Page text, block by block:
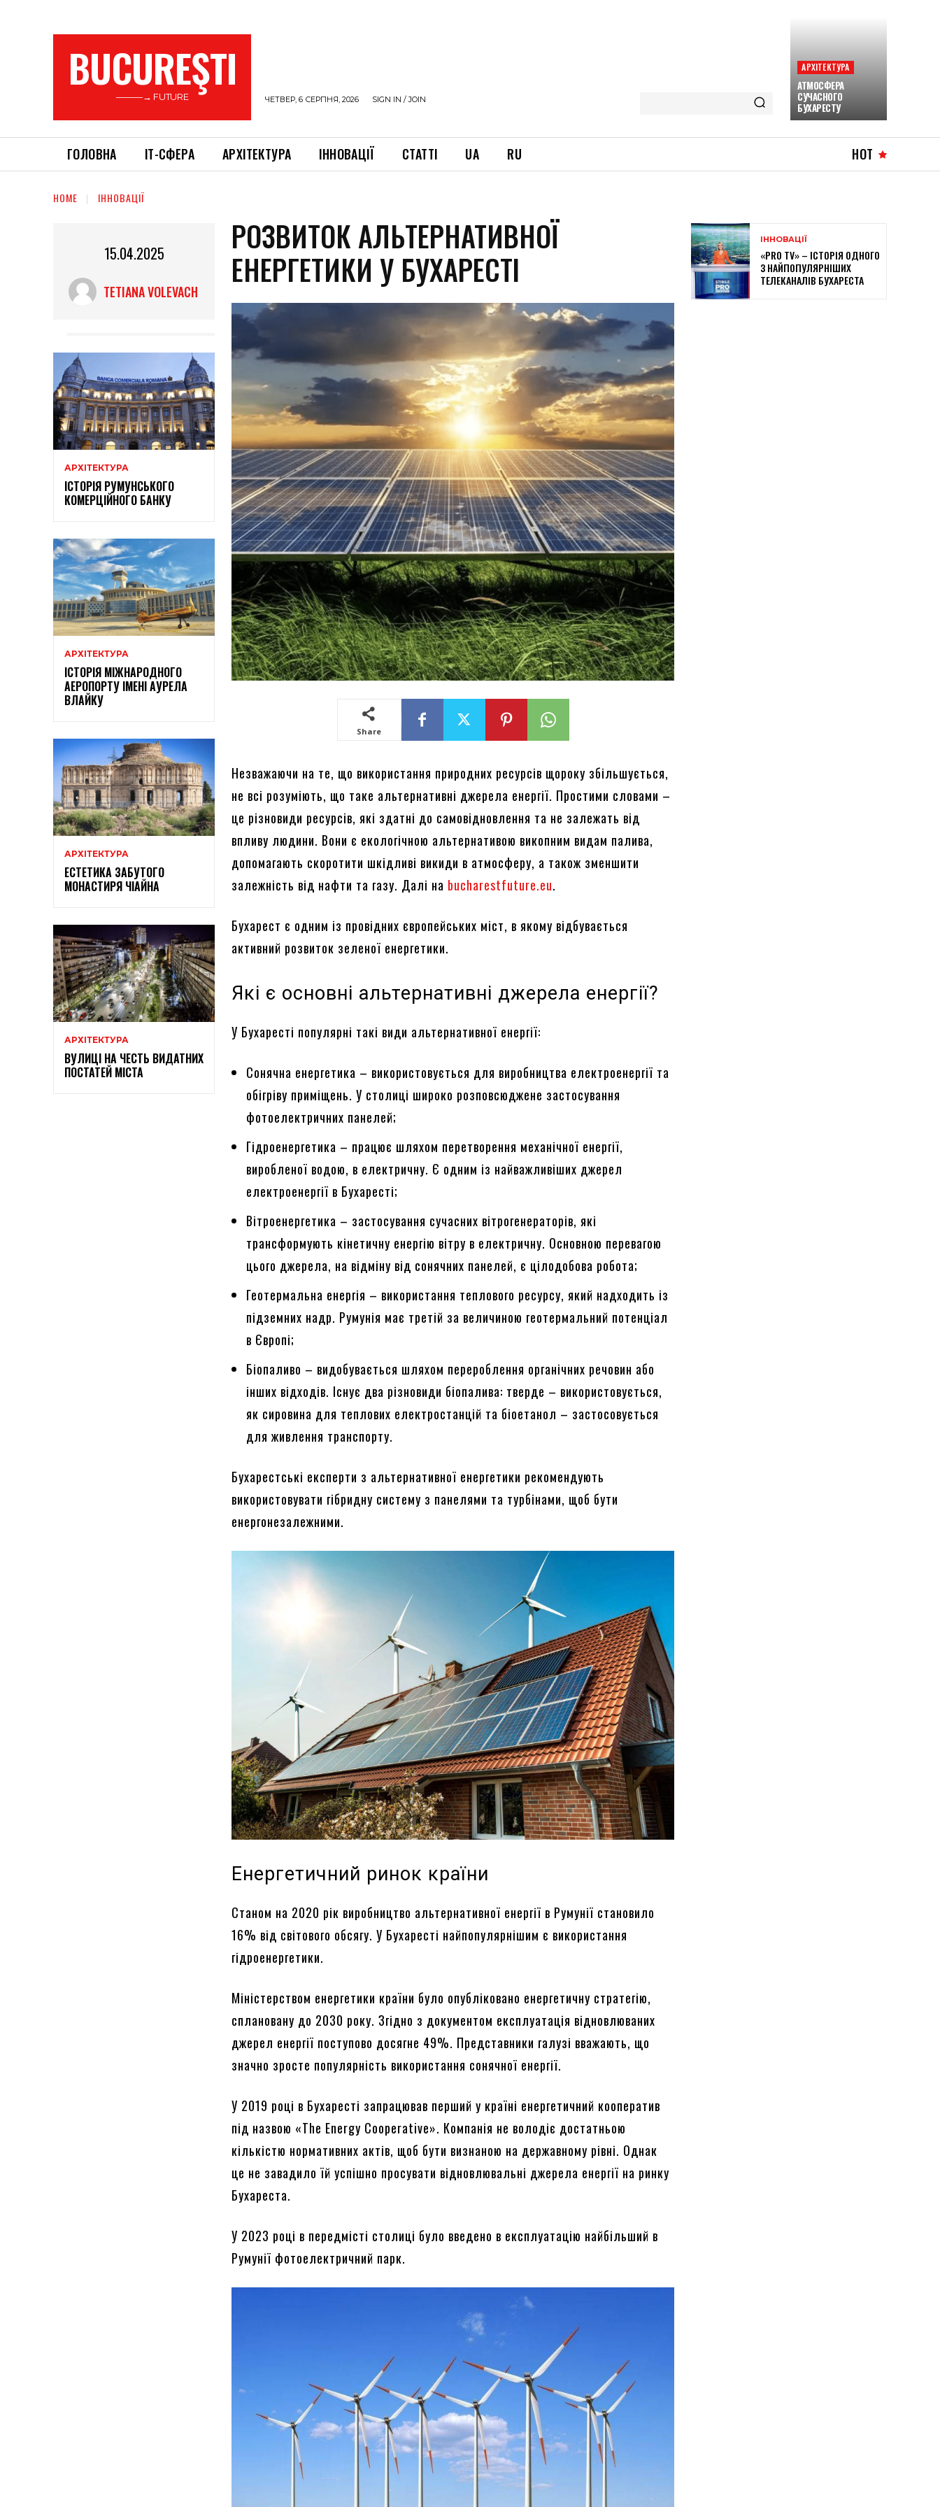
BUCUREŞTI
———→ FUTURE ЧЕТВЕР, 6 СЕРПНЯ, 2026 SIGN IN / JOIN
АРХІТЕКТУРА
АТМОСФЕРА
СУЧАСНОГО
БУХАРЕСТУ
ГОЛОВНА ІТ-СФЕРА АРХІТЕКТУРА ІННОВАЦІЇ СТАТТІ UA RU HOT
HOME ІННОВАЦІЇ
15.04.2025
TETIANA VOLEVACH
АРХІТЕКТУРА
ІСТОРІЯ РУМУНСЬКОГО
КОМЕРЦІЙНОГО БАНКУ
АРХІТЕКТУРА
ІСТОРІЯ МІЖНАРОДНОГО
АЕРОПОРТУ ІМЕНІ АУРЕЛА
ВЛАЙКУ
АРХІТЕКТУРА
ЕСТЕТИКА ЗАБУТОГО
МОНАСТИРЯ ЧІАЙНА
АРХІТЕКТУРА
ВУЛИЦІ НА ЧЕСТЬ ВИДАТНИХ
ПОСТАТЕЙ МІСТА
РОЗВИТОК АЛЬТЕРНАТИВНОЇ
ЕНЕРГЕТИКИ У БУХАРЕСТІ
Share
Незважаючи на те, що використання природних ресурсів щороку збільшується,
не всі розуміють, що таке альтернативні джерела енергії. Простими словами –
це різновиди ресурсів, які здатні до самовідновлення та не залежать від
впливу людини. Вони є екологічною альтернативою викопним видам палива,
допомагають скоротити шкідливі викиди в атмосферу, а також зменшити
залежність від нафти та газу. Далі на bucharestfuture.eu.
Бухарест є одним із провідних європейських міст, в якому відбувається
активний розвиток зеленої енергетики.
Які є основні альтернативні джерела енергії?
У Бухаресті популярні такі види альтернативної енергії:
Сонячна енергетика – використовується для виробництва електроенергії та
обігріву приміщень. У столиці широко розповсюджене застосування
фотоелектричних панелей;
Гідроенергетика – працює шляхом перетворення механічної енергії,
виробленої водою, в електричну. Є одним із найважливіших джерел
електроенергії в Бухаресті;
Вітроенергетика – застосування сучасних вітрогенераторів, які
трансформують кінетичну енергію вітру в електричну. Основною перевагою
цього джерела, на відміну від сонячних панелей, є цілодобова робота;
Геотермальна енергія – використання теплового ресурсу, який надходить із
підземних надр. Румунія має третій за величиною геотермальний потенціал
в Європі;
Біопаливо – видобувається шляхом перероблення органічних речовин або
інших відходів. Існує два різновиди біопалива: тверде – використовується,
як сировина для теплових електростанцій та біоетанол – застосовується
для живлення транспорту.
Бухарестські експерти з альтернативної енергетики рекомендують
використовувати гібридну систему з панелями та турбінами, щоб бути
енергонезалежними.
Енергетичний ринок країни
Станом на 2020 рік виробництво альтернативної енергії в Румунії становило
16% від світового обсягу. У Бухаресті найпопулярнішим є використання
гідроенергетики.
Міністерством енергетики країни було опубліковано енергетичну стратегію,
сплановану до 2030 року. Згідно з документом експлуатація відновлюваних
джерел енергії поступово досягне 49%. Представники галузі вважають, що
значно зросте популярність використання сонячної енергії.
У 2019 році в Бухаресті запрацював перший у країні енергетичний кооператив
під назвою «The Energy Cooperative». Компанія не володіє достатньою
кількістю нормативних актів, щоб бути визнаною на державному рівні. Однак
це не завадило їй успішно просувати відновлювальні джерела енергії на ринку
Бухареста.
У 2023 році в передмісті столиці було введено в експлуатацію найбільший в
Румунії фотоелектричний парк.
ІННОВАЦІЇ
«PRO TV» – ІСТОРІЯ ОДНОГО
З НАЙПОПУЛЯРНІШИХ
ТЕЛЕКАНАЛІВ БУХАРЕСТА